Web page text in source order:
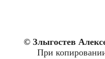
© Злыгостев
При